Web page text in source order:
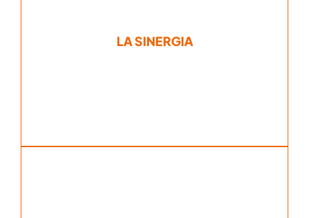
LA SINERGIA
procedure sicure, sviluppate con